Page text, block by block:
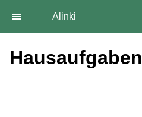
Alinki
Hausaufgaben